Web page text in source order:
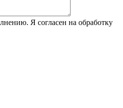
Я согласен на обработку